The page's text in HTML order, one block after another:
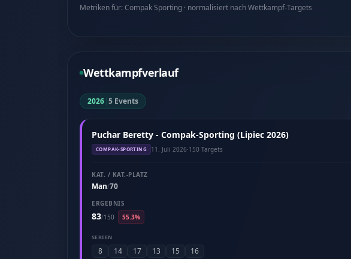
Metriken für: Compak Sporting · normalisiert nach Wettkampf-Targets
Wettkampfverlauf
2026|5 Events
Puchar Beretty - Compak-Sporting (Lipiec 2026)
COMPAK-SPORTING 11. Juli 2026·150 Targets
KAT. / KAT.-PLATZ
Man/70
ERGEBNIS
83/150 55.3%
SERIEN
8 14 17 13 15 16